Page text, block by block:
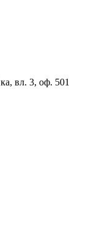
вл. 3, оф. 501